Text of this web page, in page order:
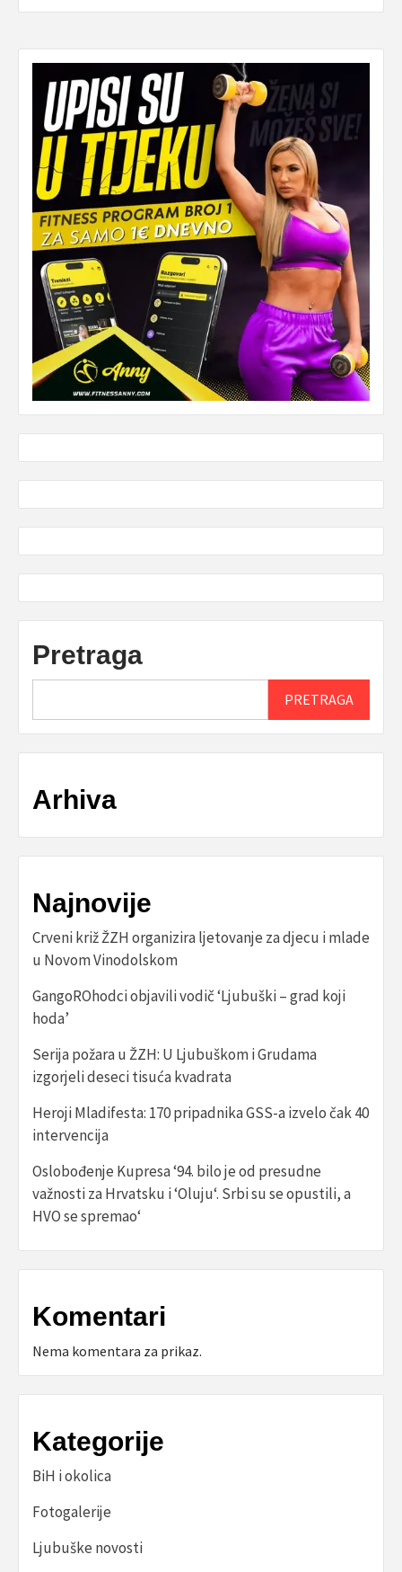
Pretraga
PRETRAGA
Arhiva
Najnovije
Crveni križ ŽZH organizira ljetovanje za djecu i mlade
u Novom Vinodolskom
GangoROhodci objavili vodič ‘Ljubuški – grad koji
hoda’
Serija požara u ŽZH: U Ljubuškom i Grudama
izgorjeli deseci tisuća kvadrata
Heroji Mladifesta: 170 pripadnika GSS-a izvelo čak 40
intervencija
Oslobođenje Kupresa ‘94. bilo je od presudne
važnosti za Hrvatsku i ‘Oluju‘. Srbi su se opustili, a
HVO se spremao‘
Komentari
Nema komentara za prikaz.
Kategorije
BiH i okolica
Fotogalerije
Ljubuške novosti